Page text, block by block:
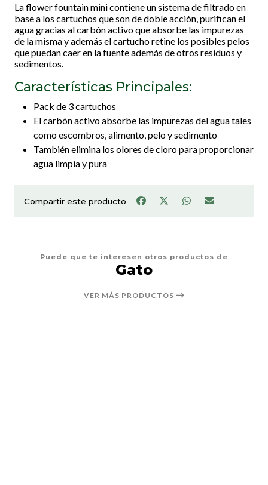
La flower fountain mini contiene un sistema de filtrado en
base a los cartuchos que son de doble acción, purifican el
agua gracias al carbón activo que absorbe las impurezas
de la misma y además el cartucho retine los posibles pelos
que puedan caer en la fuente además de otros residuos y
sedimentos.
Características Principales:
Pack de 3 cartuchos
El carbón activo absorbe las impurezas del agua tales
como escombros, alimento, pelo y sedimento
También elimina los olores de cloro para proporcionar
agua limpia y pura
Compartir este producto
Puede que te interesen otros productos de
Gato
VER MÁS PRODUCTOS